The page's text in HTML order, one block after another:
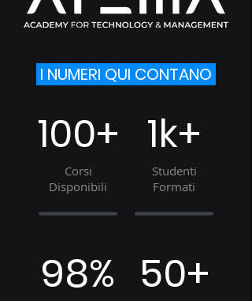
I NUMERI QUI CONTANO
100+
Corsi
Disponibili
1k+
Studenti
Formati
98% 50+